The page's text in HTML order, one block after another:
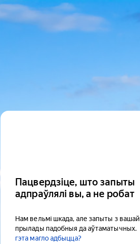
Пацвердзіце, што запыты
адпраўлялі вы, а не робат
Нам вельмі шкада, але запыты з вашай
прылады падобныя да аўтаматычных.
гэта магло адбыцца?